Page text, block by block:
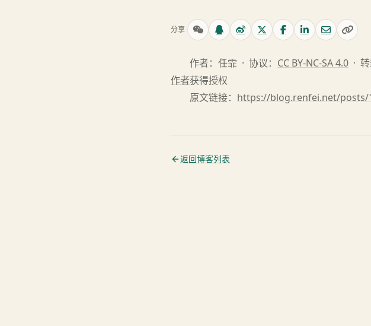
分享
作者：任霏 · 协议： CC BY-NC-SA 4.0 ·
作者获得授权
原文链接： https://blog.renfei.net/posts/
返回博客列表